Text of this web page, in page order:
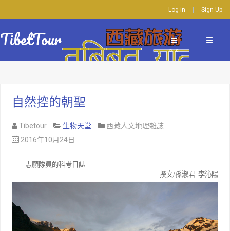
Log in Sign Up
TibetTour
自然控的朝聖
Tibetour 生物天堂
西藏人文地理雜誌
2016年10月24日
——志願隊員的科考日誌
撰文/孫淑君 李沁陽